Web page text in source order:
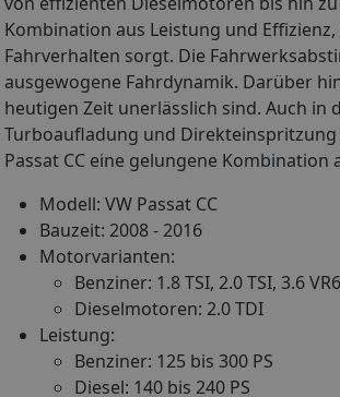
Kombination aus Leistung und
Fahrverhalten sorgt. Die
ausgewogene Fahrdynamik. Darüber
heutigen Zeit unerlässlich sind. Auch
Turboaufladung und
Passat CC eine gelungene
Modell: VW Passat CC
Bauzeit: 2008 - 2016
Motorvarianten:
Benziner: 1.8 TSI, 2.0 TSI, 3.6 VR6
Dieselmotoren: 2.0 TDI
Leistung:
Benziner: 125 bis 300 PS
Diesel: 140 bis 240 PS